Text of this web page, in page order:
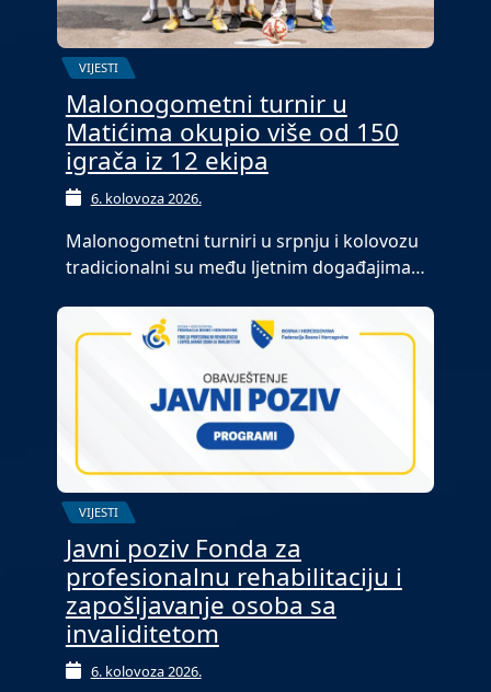
VIJESTI
Malonogometni turnir u
Matićima okupio više od 150
igrača iz 12 ekipa
6. kolovoza 2026.
Malonogometni turniri u srpnju i kolovozu
tradicionalni su među ljetnim događajima…
VIJESTI
Javni poziv Fonda za
profesionalnu rehabilitaciju i
zapošljavanje osoba sa
invaliditetom
6. kolovoza 2026.